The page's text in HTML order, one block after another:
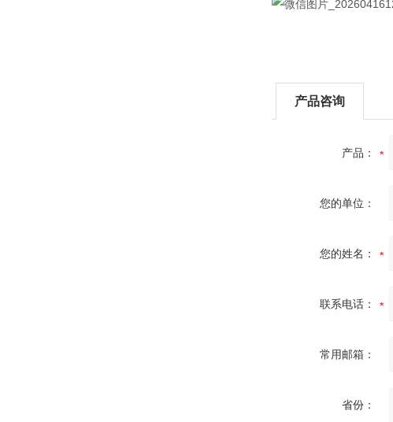
产品咨询
产品：
您的单位：
您的姓名：
联系电话：
常用邮箱：
省份：